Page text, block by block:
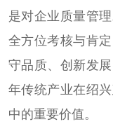
是对企业质量管
全方位考核与肯
守品质、创新发
年传统产业在绍
中的重要价值。